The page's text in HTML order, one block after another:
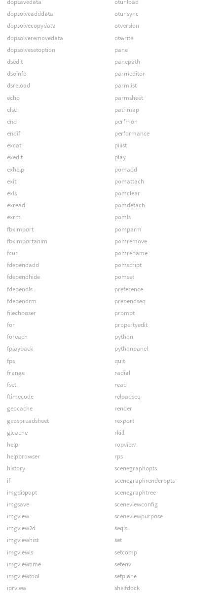
dopsavedata
dopsolveadddata
dopsolvecopydata
dopsolveremovedata
dopsolvesetoption
dsedit
dsoinfo
dsreload
echo
else
end
endif
excat
exedit
exhelp
exit
exls
exread
exrm
fbximport
fbximportanim
fcur
fdependadd
fdependhide
fdependls
fdependrm
filechooser
for
foreach
fplayback
fps
frange
fset
ftimecode
geocache
geospreadsheet
glcache
help
helpbrowser
history
if
imgdispopt
imgsave
imgview
imgview2d
imgviewhist
imgviewls
imgviewtime
imgviewtool
iprview
otunload
otunsync
otversion
otwrite
pane
panepath
parmeditor
parmlist
parmsheet
pathmap
perfmon
performance
pilist
play
pomadd
pomattach
pomclear
pomdetach
pomls
pomparm
pomremove
pomrename
pomscript
pomset
preference
prependseq
prompt
propertyedit
python
pythonpanel
quit
radial
read
reloadseq
render
rexport
rkill
ropview
rps
scenegraphopts
scenegraphrenderopts
scenegraphtree
sceneviewconfig
sceneviewpurpose
seqls
set
setcomp
setenv
setplane
shelfdock